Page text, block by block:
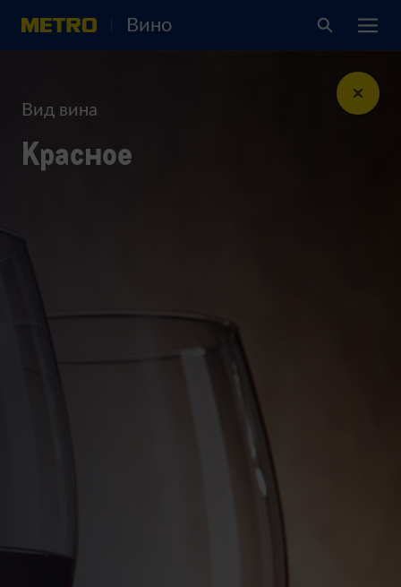
Вино
Вид вина
Красное